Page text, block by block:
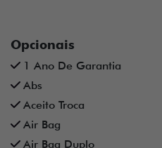
Opcionais
1 Ano De Garantia
Abs
Aceito Troca
Air Bag
Air Bag Duplo